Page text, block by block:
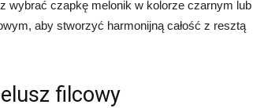
wybrać czapkę melonik w kolorze czarnym lub
aby stworzyć harmonijną całość z resztą
filcowy